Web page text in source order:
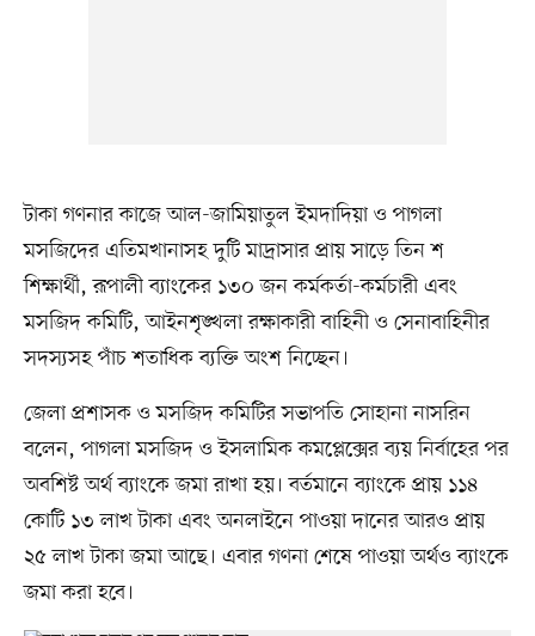
টাকা গণনার কাজে আল-জামিয়াতুল ইমদাদিয়া ও পাগলা
মসজিদের এতিমখানাসহ দুটি মাদ্রাসার প্রায় সাড়ে তিন শ
শিক্ষার্থী, রূপালী ব্যাংকের ১৩০ জন কর্মকর্তা-কর্মচারী এবং
মসজিদ কমিটি, আইনশৃঙ্খলা রক্ষাকারী বাহিনী ও সেনাবাহিনীর
সদস্যসহ পাঁচ শতাধিক ব্যক্তি অংশ নিচ্ছেন।
জেলা প্রশাসক ও মসজিদ কমিটির সভাপতি সোহানা নাসরিন
বলেন, পাগলা মসজিদ ও ইসলামিক কমপ্লেক্সের ব্যয় নির্বাহের পর
অবশিষ্ট অর্থ ব্যাংকে জমা রাখা হয়। বর্তমানে ব্যাংকে প্রায় ১১৪
কোটি ১৩ লাখ টাকা এবং অনলাইনে পাওয়া দানের আরও প্রায়
২৫ লাখ টাকা জমা আছে। এবার গণনা শেষে পাওয়া অর্থও ব্যাংকে
জমা করা হবে।